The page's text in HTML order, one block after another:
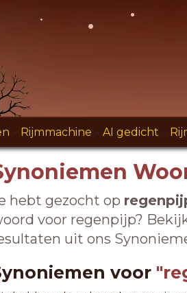
Rijmmachine AI gedicht
hebt gezocht op
voor regenpijp?
uit ons
voor